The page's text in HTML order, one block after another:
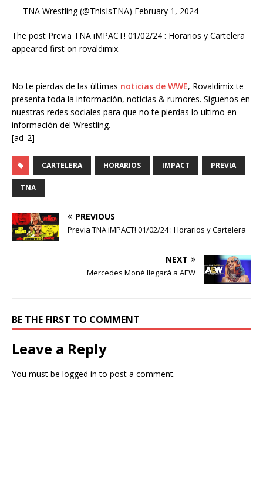
— TNA Wrestling (@ThisIsTNA) February 1, 2024
The post Previa TNA iMPACT! 01/02/24 : Horarios y Cartelera
appeared first on rovaldimix.
No te pierdas de las últimas noticias de WWE, Rovaldimix te
presenta toda la información, noticias & rumores. Síguenos en
nuestras redes sociales para que no te pierdas lo ultimo en
información del Wrestling.
[ad_2]
CARTELERA HORARIOS IMPACT PREVIA
TNA
PREVIOUS
Previa TNA iMPACT! 01/02/24 : Horarios y Cartelera
NEXT
Mercedes Moné llegará a AEW
BE THE FIRST TO COMMENT
Leave a Reply
You must be logged in to post a comment.